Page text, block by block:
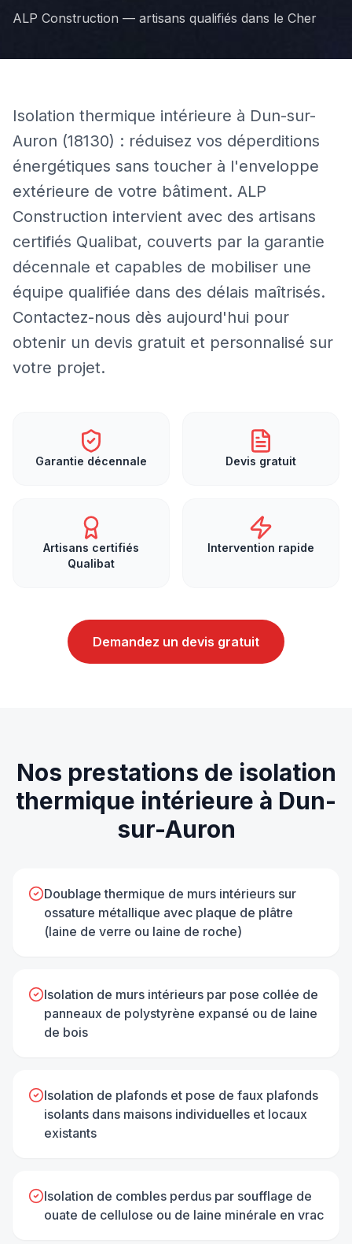
ALP Construction — artisans qualifiés dans le Cher
Isolation thermique intérieure à Dun-sur-
Auron (18130) : réduisez vos déperditions
énergétiques sans toucher à l'enveloppe
extérieure de votre bâtiment. ALP
Construction intervient avec des artisans
certifiés Qualibat, couverts par la garantie
décennale et capables de mobiliser une
équipe qualifiée dans des délais maîtrisés.
Contactez-nous dès aujourd'hui pour
obtenir un devis gratuit et personnalisé sur
votre projet.
Garantie décennale Devis gratuit
Artisans certifiés
Qualibat
Intervention rapide
Demandez un devis gratuit
Nos prestations de isolation
thermique intérieure à Dun-
sur-Auron
Doublage thermique de murs intérieurs sur
ossature métallique avec plaque de plâtre
(laine de verre ou laine de roche)
Isolation de murs intérieurs par pose collée de
panneaux de polystyrène expansé ou de laine
de bois
Isolation de plafonds et pose de faux plafonds
isolants dans maisons individuelles et locaux
existants
Isolation de combles perdus par soufflage de
ouate de cellulose ou de laine minérale en vrac